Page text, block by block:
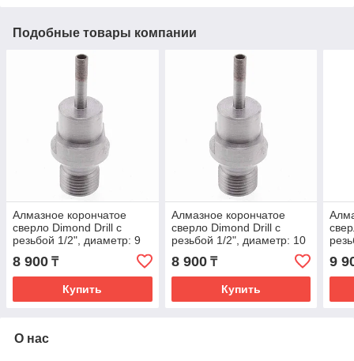
Подобные товары компании
Алмазное корончатое
сверло Dimond Drill с
резьбой 1/2", диаметр: 9
8 900 ₸
Купить
Алмазное корончатое
сверло Dimond Drill с
резьбой 1/2", диаметр: 10
8 900₸
Купить
9
О нас